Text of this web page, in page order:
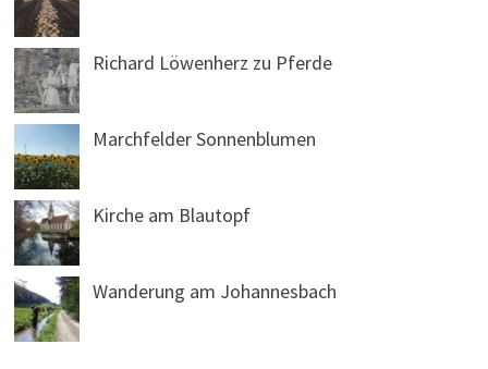
Richard Löwenherz zu Pferde
Marchfelder Sonnenblumen
Kirche am Blautopf
Wanderung am Johannesbach